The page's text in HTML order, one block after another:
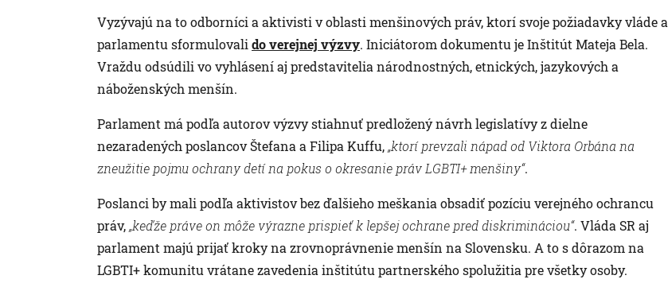
Vyzývajú na to odborníci a aktivisti v oblasti menšinových práv, ktorí svoje požiadavky vláde a
parlamentu sformulovali do verejnej výzvy. Iniciátorom dokumentu je Inštitút Mateja Bela.
Vraždu odsúdili vo vyhlásení aj predstavitelia národnostných, etnických, jazykových a
náboženských menšín.
Parlament má podľa autorov výzvy stiahnuť predložený návrh legislatívy z dielne
nezaradených poslancov Štefana a Filipa Kuffu,„ktorí prevzali nápad od Viktora Orbána na
zneužitie pojmu ochrany detí na pokus o okresanie práv LGBTI+ menšiny“.
Poslanci by mali podľa aktivistov bez ďalšieho meškania obsadiť pozíciu verejného ochrancu
práv,„keďže práve on môže výrazne prispieť k lepšej ochrane pred diskrimináciou“. Vláda SR aj
parlament majú prijať kroky na zrovnoprávnenie menšín na Slovensku. A to s dôrazom na
LGBTI+ komunitu vrátane zavedenia inštitútu partnerského spolužitia pre všetky osoby.